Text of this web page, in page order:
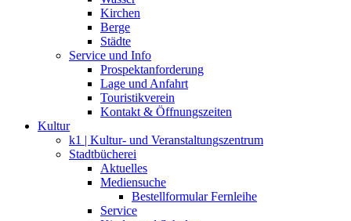
Kirchen
Berge
Städte
Service und Info
Prospektanforderung
Lage und Anfahrt
Touristikverein
Kontakt & Öffnungszeiten
Kultur
k1 | Kultur- und Veranstaltungszentrum
Stadtbücherei
Aktuelles
Mediensuche
Bestellformular Fernleihe
Service